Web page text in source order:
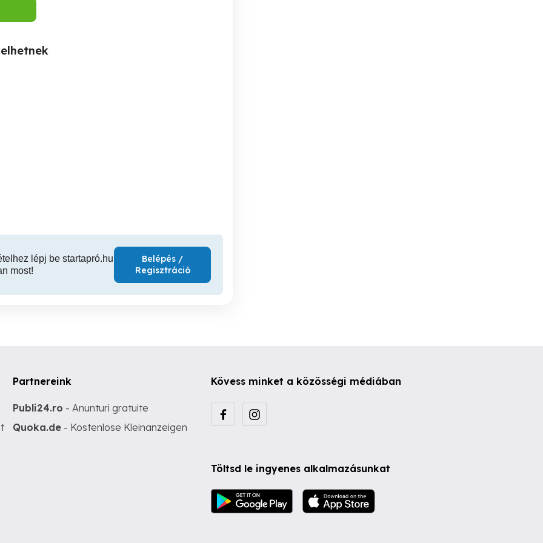
lépj be startapró.hu
most!
Belépés /
Regisztráció
Partnereink
Publi24.ro - Anunturi gratuite
Quoka.de - Kostenlose Kleinanzeigen
Kövess minket a közösségi médiában
Töltsd le ingyenes alkalmazásunkat